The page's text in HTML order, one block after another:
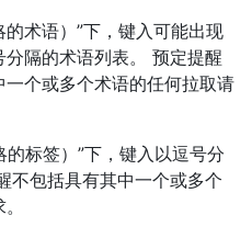
术语）”下，键入可能出现
隔的术语列表。 预定提醒
个或多个术语的任何拉取请
标签）”下，键入以逗号分
不包括具有其中一个或多个